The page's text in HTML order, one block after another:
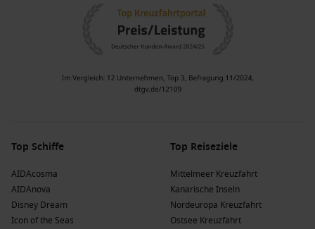
Top Schiffe
AIDAcosma
AIDAnova
Disney Dream
Icon of the Seas
Top Reiseziele
Mittelmeer Kreuzfahrt
Kanarische Inseln
Nordeuropa Kreuzfahrt
Ostsee Kreuzfahrt